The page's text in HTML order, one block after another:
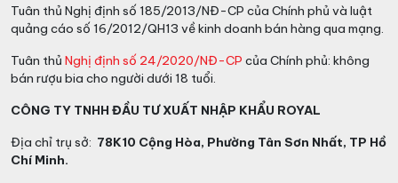
Rượu vang toàn thân:Những loại rượu này mất
Rượu vang giá rẻ:Rượu vang giá rẻ thường cần
oxy để cải thiện mùi hương. Bạn có thể làm điều
này bằng cách đổ một lượng nhỏ vào bình
decanter. Sau đó đóng nút chai lại và lắc nó trước
khi bạn đổ phần còn lại vào bình decanter. Đợi
Tuân thủ Nghị định số 185/2013/NĐ-CP của Chính phủ và luật
quảng cáo số 16/2012/QH13 về kinh doanh bán hàng qua mạng.
Tuân thủ Nghị định số 24/2020/NĐ-CP của Chính phủ: không
bán rượu bia cho người dưới 18 tuổi.
CÔNG TY TNHH ĐẦU TƯ XUẤT NHẬP KHẨU ROYAL
Địa chỉ trụ sở: 78K10 Cộng Hòa, Phường Tân Sơn Nhất, TP Hồ
Chí Minh.